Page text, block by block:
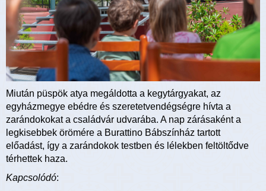
Miután püspök atya megáldotta a kegytárgyakat, az
egyházmegye ebédre és szeretetvendégségre hívta a
zarándokokat a családvár udvarába. A nap zárásaként a
legkisebbek örömére a Burattino Bábszínház tartott
előadást, így a zarándokok testben és lélekben feltöltődve
térhettek haza.
Kapcsolódó: